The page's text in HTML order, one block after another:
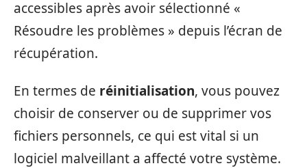
accessibles après avoir sélectionné «
Résoudre les problèmes » depuis l’écran de
récupération.
En termes de réinitialisation, vous pouvez
choisir de conserver ou de supprimer vos
fichiers personnels, ce qui est vital si un
logiciel malveillant a affecté votre système.